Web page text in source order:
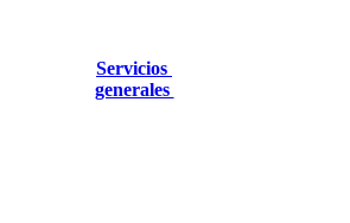
Servicios
generales